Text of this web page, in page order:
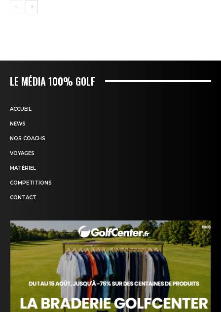
LE MÉDIA 100% GOLF
ACCUEIL
NEWS
NOS COACHS
VOYAGES
MATÉRIEL
COMPETITIONS
CONTACT